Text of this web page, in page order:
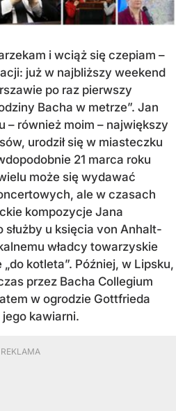
i wciąż się czepiam –
już w najbliższy weekend
po raz pierwszy
Bacha w metrze”. Jan
– również moim – największy
urodził się w miasteczku
21 marca roku
może się wydawać
ale w czasach
kompozycje Jana
służby u księcia von Anhalt-
władcy towarzyskie
kotleta”. Później, w Lipsku,
przez Bacha Collegium
w ogrodzie Gottfrieda
kawiarni.